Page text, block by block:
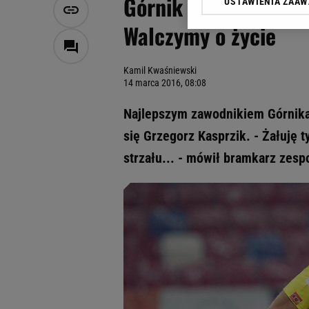
Górnik Zabrze.
Walczymy o życie
Kamil Kwaśniewski
14 marca 2016, 08:08
Najlepszym zawodnikiem
się Grzegorz Kasprzik. - Żałuję
strzału... - mówił bramkarz
Klikając „Akceptuję”
Zaufanych Partnerów i
dotyczące plików
odnośnik „Ustawienia
Użycie dokładnych
Przechowywanie
badnie odbiorców i